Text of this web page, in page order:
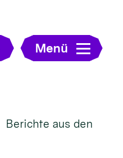
Menü
Berichte aus den